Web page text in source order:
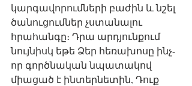
կարգավորումների բաժին և նշել
ծանուցումներ չստանալու
հրահանգը։ Դրա արդյունքում
նույնիսկ եթե Ձեր հեռախոսը ինչ-
որ գործնական նպատակով
միացած է ինտերնետին, Դուք